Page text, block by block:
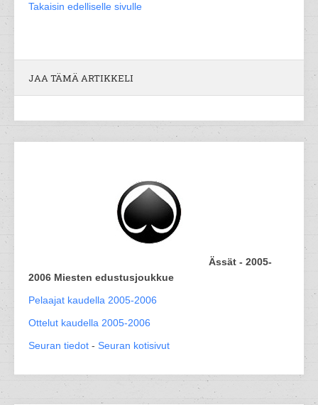
Takaisin edelliselle sivulle
JAA TÄMÄ ARTIKKELI
Ässät - 2005-
2006 Miesten edustusjoukkue
Pelaajat kaudella 2005-2006
Ottelut kaudella 2005-2006
Seuran tiedot - Seuran kotisivut